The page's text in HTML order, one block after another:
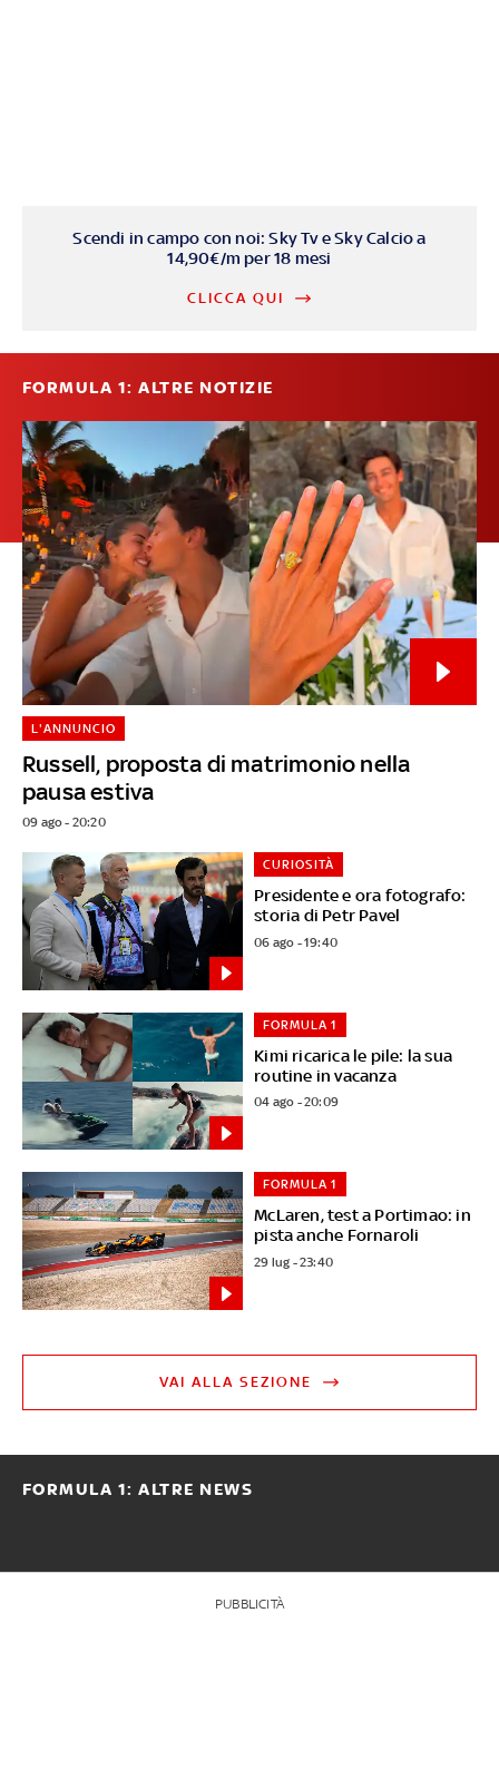
Scendi in campo con noi: Sky Tv e Sky Calcio a
14,90€/m per 18 mesi
CLICCA QUI
FORMULA 1: ALTRE NOTIZIE
Russell, proposta di matrimonio nella
pausa estiva
L'ANNUNCIO
09 ago - 20:20
Presidente e ora fotografo:
storia di Petr Pavel
CURIOSITÀ
06 ago - 19:40
Kimi ricarica le pile: la sua
routine in vacanza
FORMULA 1
04 ago - 20:09
McLaren, test a Portimao: in
pista anche Fornaroli
FORMULA 1
29 lug - 23:40
VAI ALLA SEZIONE
FORMULA 1: ALTRE NEWS
PUBBLICITÀ